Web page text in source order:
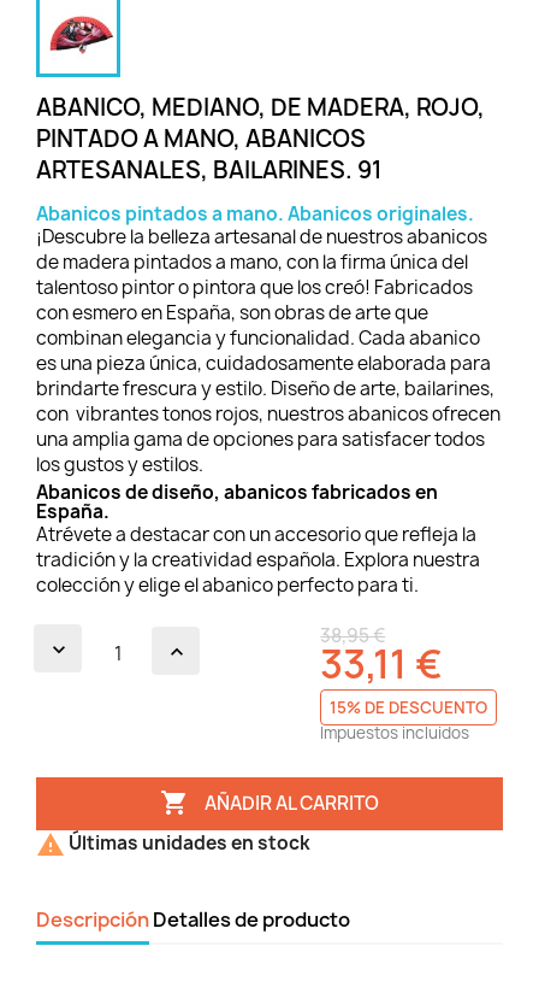
ABANICO, MEDIANO, DE MADERA, ROJO,
PINTADO A MANO, ABANICOS
ARTESANALES, BAILARINES. 91
Abanicos pintados a mano. Abanicos originales.
¡Descubre la belleza artesanal de nuestros abanicos
de madera pintados a mano, con la firma única del
talentoso pintor o pintora que los creó! Fabricados
con esmero en España, son obras de arte que
combinan elegancia y funcionalidad. Cada abanico
es una pieza única, cuidadosamente elaborada para
brindarte frescura y estilo. Diseño de arte, bailarines,
con vibrantes tonos rojos, nuestros abanicos ofrecen
una amplia gama de opciones para satisfacer todos
los gustos y estilos.
Abanicos de diseño, abanicos fabricados en
España.
Atrévete a destacar con un accesorio que refleja la
tradición y la creatividad española. Explora nuestra
colección y elige el abanico perfecto para ti.
38,95 €
33,11 €
15% DE DESCUENTO
Impuestos incluidos
 AÑADIR AL CARRITO
 Últimas unidades en stock
DescripciónDetalles de producto